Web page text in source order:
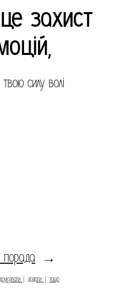
захист
силу волі
→
додати тощо